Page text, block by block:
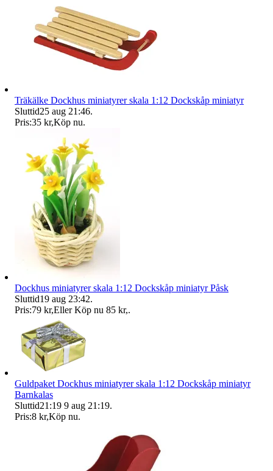
Träkälke Dockhus miniatyrer skala 1:12 Dockskåp miniatyr
Sluttid25 aug 21:46.
Pris:35 kr,Köp nu.
Dockhus miniatyrer skala 1:12 Dockskåp miniatyr Påsk
Sluttid19 aug 23:42.
Pris:79 kr,Eller Köp nu 85 kr,.
Guldpaket Dockhus miniatyrer skala 1:12 Dockskåp miniatyr
Barnkalas
Sluttid21:19 9 aug 21:19.
Pris:8 kr,Köp nu.